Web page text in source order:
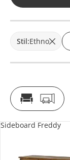
Stil:Ethno
Sideboard Freddy